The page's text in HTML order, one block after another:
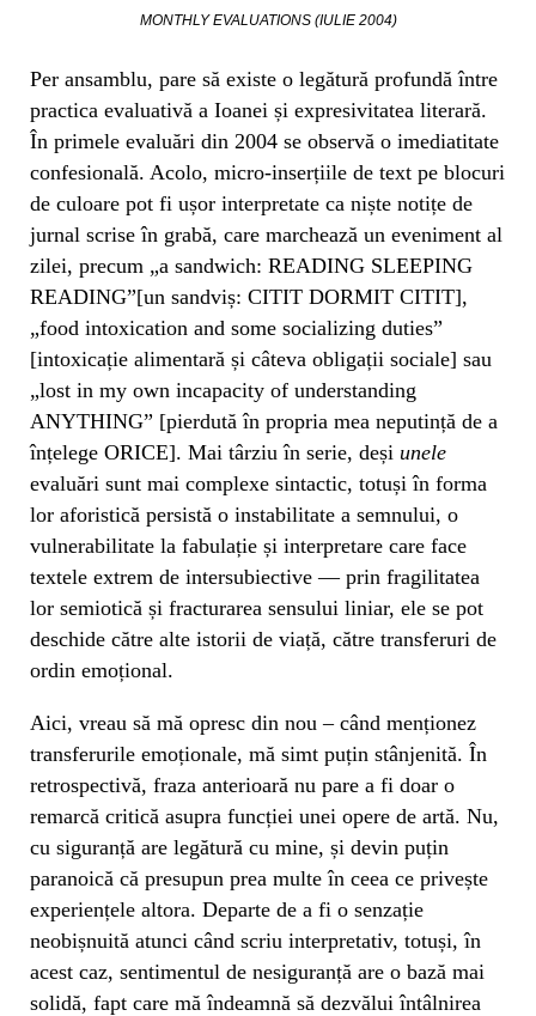
MONTHLY EVALUATIONS (IULIE 2004)
Per ansamblu, pare să existe o legătură profundă între
practica evaluativă a Ioanei și expresivitatea literară.
În primele evaluări din 2004 se observă o imediatitate
confesională. Acolo, micro-inserțiile de text pe blocuri
de culoare pot fi ușor interpretate ca niște notițe de
jurnal scrise în grabă, care marchează un eveniment al
zilei, precum „a sandwich: READING SLEEPING
READING”[un sandviș: CITIT DORMIT CITIT],
„food intoxication and some socializing duties”
[intoxicație alimentară și câteva obligații sociale] sau
„lost in my own incapacity of understanding
ANYTHING” [pierdută în propria mea neputință de a
înțelege ORICE]. Mai târziu în serie, deși unele
evaluări sunt mai complexe sintactic, totuși în forma
lor aforistică persistă o instabilitate a semnului, o
vulnerabilitate la fabulație și interpretare care face
textele extrem de intersubiective — prin fragilitatea
lor semiotică și fracturarea sensului liniar, ele se pot
deschide către alte istorii de viață, către transferuri de
ordin emoțional.
Aici, vreau să mă opresc din nou – când menționez
transferurile emoționale, mă simt puțin stânjenită. În
retrospectivă, fraza anterioară nu pare a fi doar o
remarcă critică asupra funcției unei opere de artă. Nu,
cu siguranță are legătură cu mine, și devin puțin
paranoică că presupun prea multe în ceea ce privește
experiențele altora. Departe de a fi o senzație
neobișnuită atunci când scriu interpretativ, totuși, în
acest caz, sentimentul de nesiguranță are o bază mai
solidă, fapt care mă îndeamnă să dezvălui întâlnirea